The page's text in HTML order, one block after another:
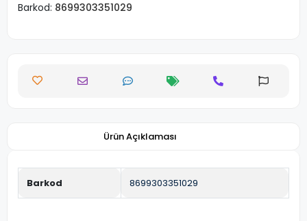
Barkod: 8699303351029
Ürün Açıklaması
Barkod 8699303351029